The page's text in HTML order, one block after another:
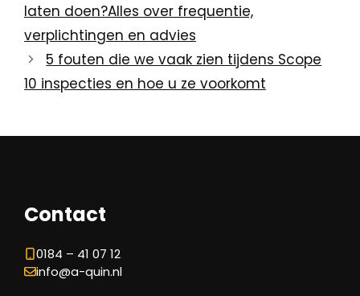
laten doen?Alles over frequentie,
verplichtingen en advies
5 fouten die we vaak zien tijdens Scope
10 inspecties en hoe u ze voorkomt
Contact
0184 – 41 07 12
info@a-quin.nl